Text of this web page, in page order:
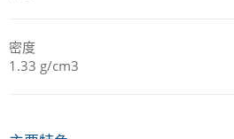
密度
1.33 g/cm3